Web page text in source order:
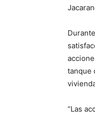
tanque
“Las